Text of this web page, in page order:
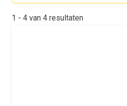
1 - 4 van 4 resultaten